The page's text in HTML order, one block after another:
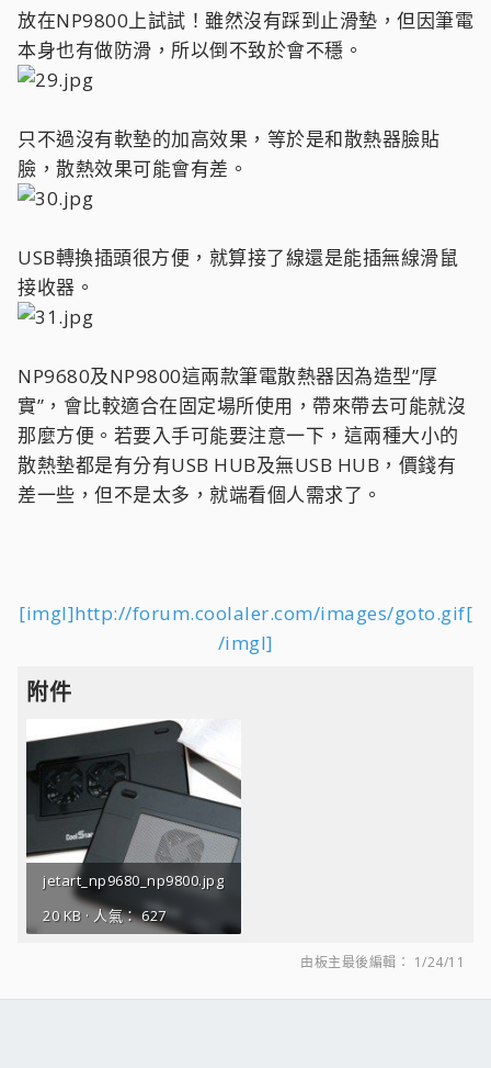
放在NP9800上試試！雖然沒有踩到止滑墊，但因筆電
本身也有做防滑，所以倒不致於會不穩。
只不過沒有軟墊的加高效果，等於是和散熱器臉貼
臉，散熱效果可能會有差。
USB轉換插頭很方便，就算接了線還是能插無線滑鼠
接收器。
NP9680及NP9800這兩款筆電散熱器因為造型”厚
實”，會比較適合在固定場所使用，帶來帶去可能就沒
那麼方便。若要入手可能要注意一下，這兩種大小的
散熱墊都是有分有USB HUB及無USB HUB，價錢有
差一些，但不是太多，就端看個人需求了。
[imgl]http://forum.coolaler.com/images/goto.gif[
/imgl]
附件
jetart_np9680_np9800.jpg
20 KB · 人氣： 627
由板主最後編輯： 1/24/11